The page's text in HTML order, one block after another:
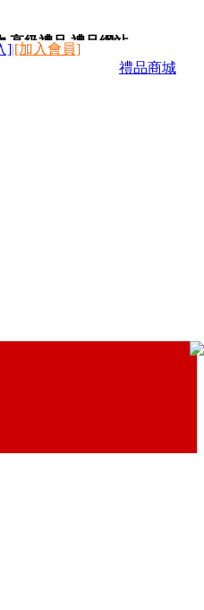
級禮品,禮品網站。
禮品商城
]|[加入會員]